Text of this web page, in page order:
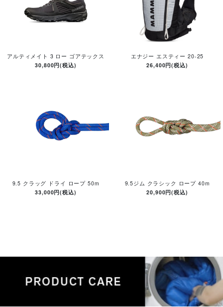
アルティメイト 3 ロー ゴアテックス
30,800円(税込)
エナジー エスティー 20-25
26,400円(税込)
9.5 クラッグ ドライ ロープ 50m
33,000円(税込)
9.5ジム クラシック ロープ 40m
20,900円(税込)